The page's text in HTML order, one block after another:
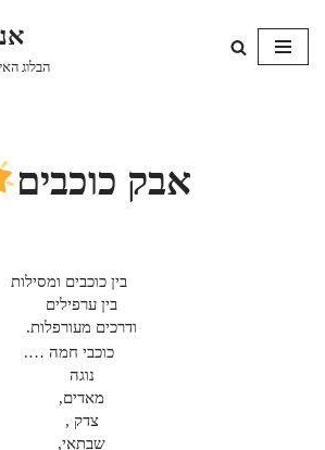
Skip
הבלוג
אבק כוכבים
בין כוכבים ומסילות
בין ערפילים
ודרכים מעורפלות.
כוכבי חמה ….
נוגה
מאדים,
צדק ,
שבתאי,